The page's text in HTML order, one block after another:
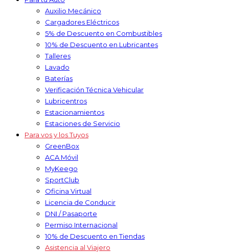
Auxilio Mecánico
Cargadores Eléctricos
5% de Descuento en Combustibles
10% de Descuento en Lubricantes
Talleres
Lavado
Baterías
Verificación Técnica Vehicular
Lubricentros
Estacionamientos
Estaciones de Servicio
Para vos y los Tuyos
GreenBox
ACA Móvil
MyKeego
SportClub
Oficina Virtual
Licencia de Conducir
DNI / Pasaporte
Permiso Internacional
10% de Descuento en Tiendas
Asistencia al Viajero